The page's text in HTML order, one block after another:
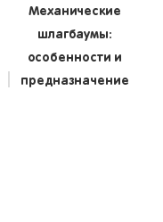
Механические
шлагбаумы:
особенности и
предназначение